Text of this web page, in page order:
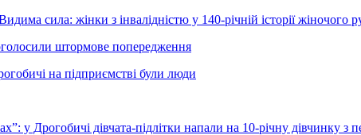
сила: жінки з інвалідністю у 140-річній історії жіночого
штормове попередження
на підприємстві були люди
у Дрогобичі дівчата-підлітки напали на 10-річну дівчинку